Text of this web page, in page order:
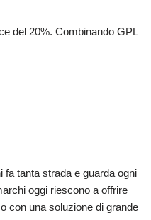
del 20%. Combinando GPL
fa tanta strada e guarda ogni
oggi riescono a offrire
con una soluzione di grande